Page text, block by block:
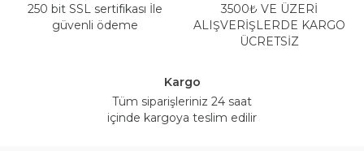
250 bit SSL sertifikası İle
güvenli ödeme
3500₺ VE ÜZERİ
ALIŞVERİŞLERDE KARGO
ÜCRETSİZ
Kargo
Tüm siparişleriniz 24 saat
içinde kargoya teslim edilir